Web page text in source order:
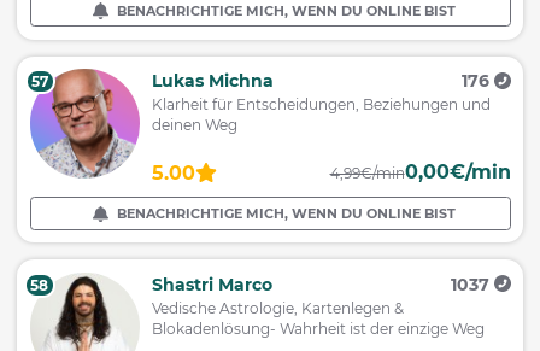
BENACHRICHTIGE MICH, WENN DU ONLINE BIST
57 Lukas Michna 176
Klarheit für Entscheidungen, Beziehungen und
deinen Weg
5.00 4,99€/min0,00€/min
BENACHRICHTIGE MICH, WENN DU ONLINE BIST
58 Shastri Marco 1037
Vedische Astrologie, Kartenlegen &
Blokadenlösung- Wahrheit ist der einzige Weg